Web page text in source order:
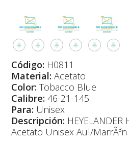
Código: H0811
Material: Acetato
Color: Tobacco Blue
Calibre: 46-21-145
Para: Unisex
Descripción: HEYELANDER
Acetato Unisex Aul/